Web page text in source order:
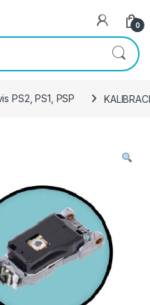
0
PS2, PS1, PSP